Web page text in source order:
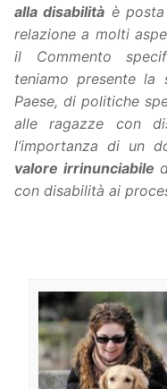
alla disabilità è
relazione a molti
il Commento
teniamo presente la
Paese, di politiche
alle ragazze con
l’importanza di un
valore irrinunciabile
con disabilità ai